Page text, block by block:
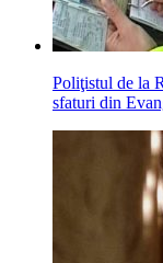
Poliţistul de la
sfaturi din